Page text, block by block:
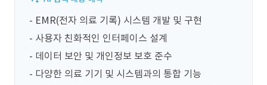
- EMR(전자 의료 기록) 시스템 개발 및 구현
- 사용자 친화적인 인터페이스 설계
- 데이터 보안 및 개인정보 보호 준수
- 다양한 의료 기기 및 시스템과의 통합 기능